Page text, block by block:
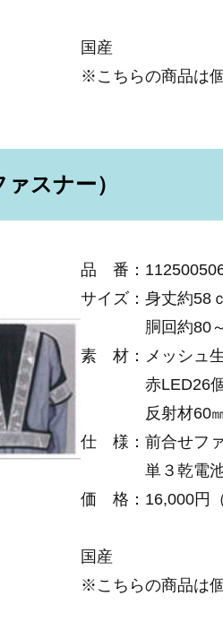
国産
※こちらの商品は
スナー）
品 番：
サイズ：身丈約58
胴回約80～
素 材：メッシュ生
赤LED26
反射材60㎜幅
仕 様：前合せフ
単３乾電池
価 格：16,000円（
国産
※こちらの商品は